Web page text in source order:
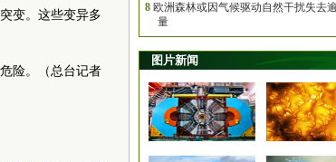
变。这些变异多
险。（总台记者
8 欧洲森林或因气候驱动自然干扰失去
量
图片新闻